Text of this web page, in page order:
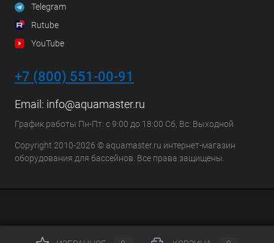
Telegram
Rutube
YouTube
+7 (800) 551-00-91
Email: info@aquamaster.ru
График работы Пн-Пт: с 9:00 до 18:00 Сб, Вс: Выходной
Copyright 2010-2026 © aquamaster.ru интернет-магазин
оборудования для бассейнов. Все права защищены.